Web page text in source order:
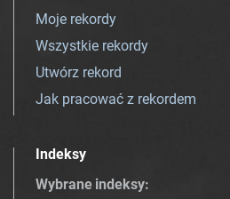
Moje rekordy
Wszystkie rekordy
Utwórz rekord
Jak pracować z rekordem
Indeksy
Wybrane indeksy: